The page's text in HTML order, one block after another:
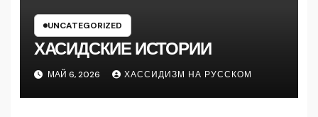
UNCATEGORIZED
ХАСИДСКИЕ ИСТОРИИ
МАЙ 6, 2026 ХАССИДИЗМ НА РУССКОМ